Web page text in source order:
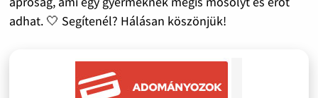
adhat. 🤍 Segítenél? Hálásan köszönjük!